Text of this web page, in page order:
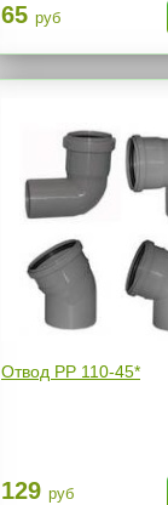
65 руб
Отвод РР 110-45*
129 руб